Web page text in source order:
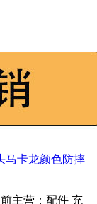
马卡龙颜色防摔
主营：配件 充